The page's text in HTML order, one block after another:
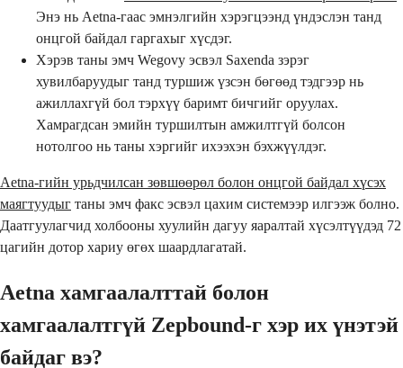
Энэ нь Aetna-гаас эмнэлгийн хэрэгцээнд үндэслэн танд
онцгой байдал гаргахыг хүсдэг.
Хэрэв таны эмч Wegovy эсвэл Saxenda зэрэг
хувилбаруудыг танд туршиж үзсэн бөгөөд тэдгээр нь
ажиллахгүй бол тэрхүү баримт бичгийг оруулах.
Хамрагдсан эмийн туршилтын амжилтгүй болсон
нотолгоо нь таны хэргийг ихээхэн бэхжүүлдэг.
Aetna-гийн урьдчилсан зөвшөөрөл болон онцгой байдал хүсэх
маягтуудыг таны эмч факс эсвэл цахим системээр илгээж болно.
Даатгуулагчид холбооны хуулийн дагуу яаралтай хүсэлтүүдэд 72
цагийн дотор хариу өгөх шаардлагатай.
Aetna хамгаалалттай болон
хамгаалалтгүй Zepbound-г хэр их үнэтэй
байдаг вэ?